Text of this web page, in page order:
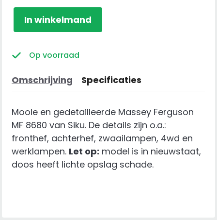
Massey
Ferguson
8680
In winkelmand
Op voorraad
Omschrijving Specificaties
Mooie en gedetailleerde Massey Ferguson
MF 8680 van Siku. De details zijn o.a.:
fronthef, achterhef, zwaailampen, 4wd en
werklampen. Let op: model is in nieuwstaat,
doos heeft lichte opslag schade.